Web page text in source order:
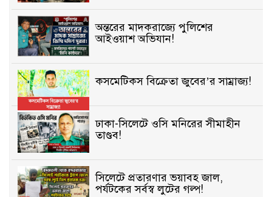
অন্তরের মাদকরাজ্যে পুলিশের
আইওয়াশ অভিযান!
কসমেটিকস বিক্রেতা জুবের’র সাম্রাজ্য!
ঢাকা-সিলেটে ওসি মনিরের সীমাহীন
তাণ্ডব!
সিলেটে প্রতারণার ভয়াবহ জাল,
পর্যটকের সর্বস্ব লুটের গল্প!